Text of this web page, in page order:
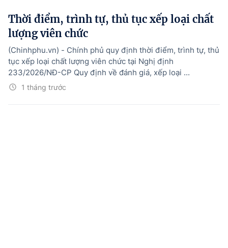
Thời điểm, trình tự, thủ tục xếp loại chất
lượng viên chức
1 tháng trước
(Chinhphu.vn) - Chính phủ quy định thời điểm, trình tự, thủ
tục xếp loại chất lượng viên chức tại Nghị định
233/2026/NĐ-CP Quy định về đánh giá, xếp loại ...